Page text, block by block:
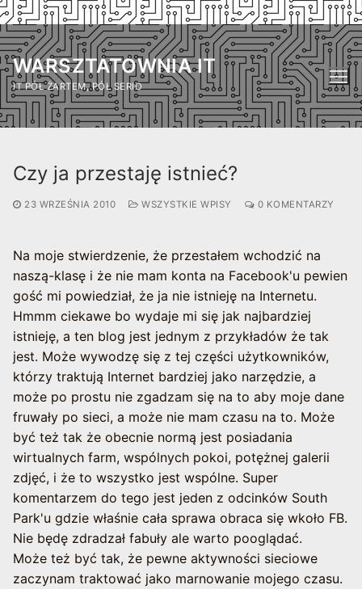
Przejdź
do
treści
WARSZTATOWNIA IT
IT PÓŁ ŻARTEM, PÓŁ SERIO
Czy ja przestaję istnieć?
23 WRZEŚNIA 2010 WSZYSTKIE WPISY 0 KOMENTARZY
Na moje stwierdzenie, że przestałem wchodzić na
naszą-klasę i że nie mam konta na Facebook'u pewien
gość mi powiedział, że ja nie istnieję na Internetu.
Hmmm ciekawe bo wydaje mi się jak najbardziej
istnieję, a ten blog jest jednym z przykładów że tak
jest. Może wywodzę się z tej części użytkowników,
którzy traktują Internet bardziej jako narzędzie, a
może po prostu nie zgadzam się na to aby moje dane
fruwały po sieci, a może nie mam czasu na to. Może
być też tak że obecnie normą jest posiadania
wirtualnych farm, wspólnych pokoi, potężnej galerii
zdjęć, i że to wszystko jest wspólne. Super
komentarzem do tego jest jeden z odcinków South
Park'u gdzie właśnie cała sprawa obraca się wkoło FB.
Nie będę zdradzał fabuły ale warto pooglądać.
Może też być tak, że pewne aktywności sieciowe
zaczynam traktować jako marnowanie mojego czasu.